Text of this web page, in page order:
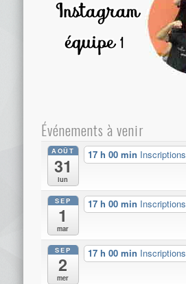
Événements à venir
AOÛT
31
lun
17 h 00 min Inscriptions
SEP
1
mar
17 h 00 min Inscriptions
SEP
2
mer
17 h 00 min Inscriptions